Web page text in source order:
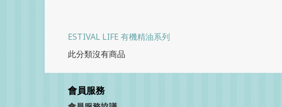
ESTIVAL LIFE 有機精油系列
此分類沒有商品
會員服務